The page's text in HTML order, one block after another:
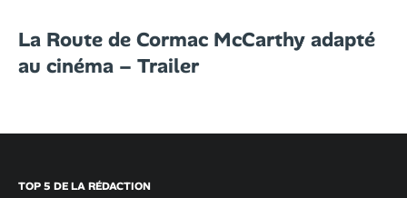
La Route de Cormac McCarthy adapté
au cinéma – Trailer
TOP 5 DE LA RÉDACTION